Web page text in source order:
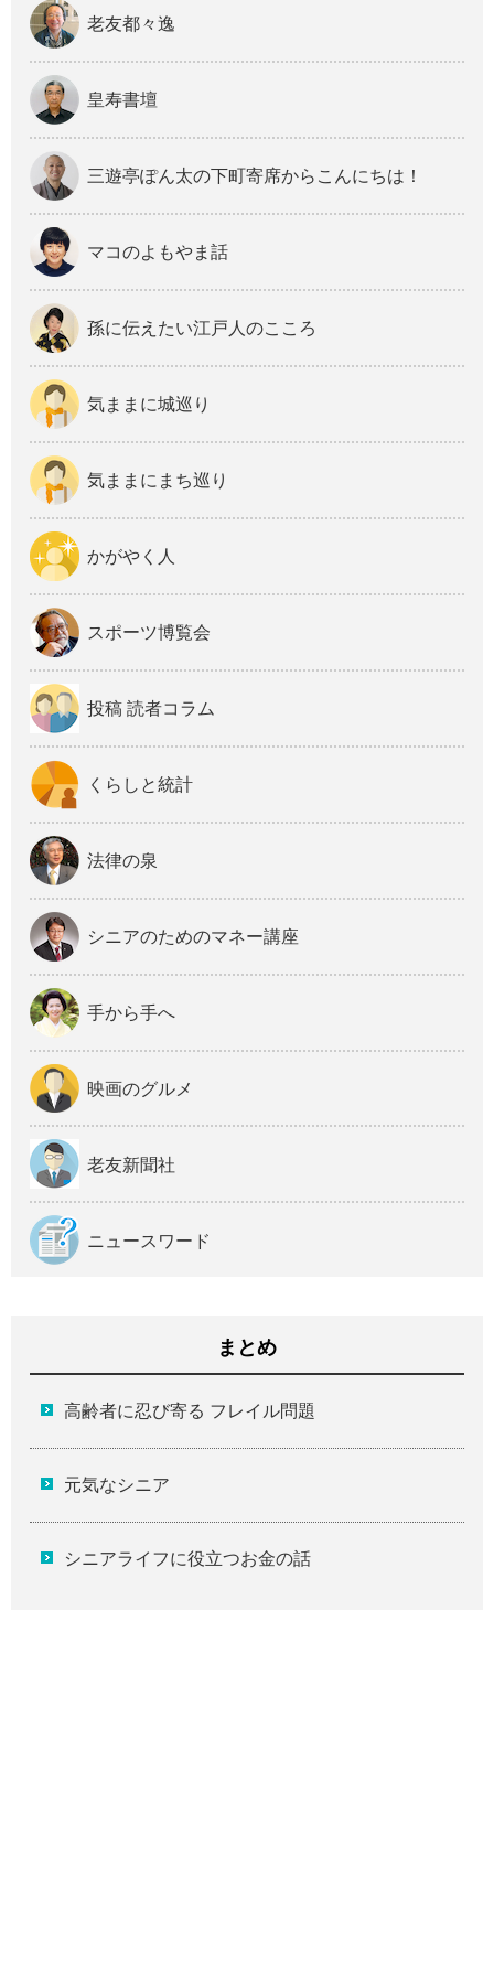
老友都々逸
皇寿書壇
三遊亭ぽん太の下町寄席からこんにちは！
マコのよもやま話
孫に伝えたい江戸人のこころ
気ままに城巡り
気ままにまち巡り
かがやく人
スポーツ博覧会
投稿 読者コラム
くらしと統計
法律の泉
シニアのためのマネー講座
手から手へ
映画のグルメ
老友新聞社
ニュースワード
まとめ
高齢者に忍び寄る フレイル問題
元気なシニア
シニアライフに役立つお金の話